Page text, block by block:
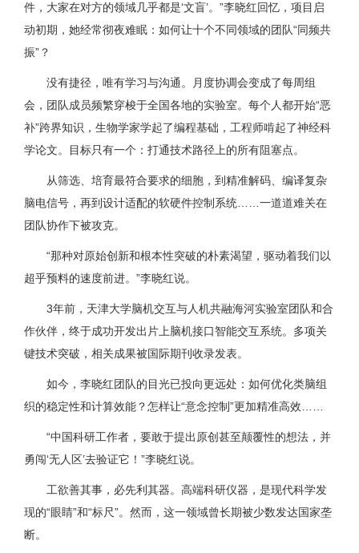
件，大家在对方的领域几乎都是‘文盲’。”李晓红回忆，项目启
动初期，她经常彻夜难眠：如何让十个不同领域的团队“同频共
振”？
没有捷径，唯有学习与沟通。月度协调会变成了每周组
会，团队成员频繁穿梭于全国各地的实验室。每个人都开始“恶
补”跨界知识，生物学家学起了编程基础，工程师啃起了神经科
学论文。目标只有一个：打通技术路径上的所有阻塞点。
从筛选、培育最符合要求的细胞，到精准解码、编译复杂
脑电信号，再到设计适配的软硬件控制系统……一道道难关在
团队协作下被攻克。
“那种对原始创新和根本性突破的朴素渴望，驱动着我们以
超乎预料的速度前进。”李晓红说。
3年前，天津大学脑机交互与人机共融海河实验室团队和合
作伙伴，终于成功开发出片上脑机接口智能交互系统。多项关
键技术突破，相关成果被国际期刊收录发表。
如今，李晓红团队的目光已投向更远处：如何优化类脑组
织的稳定性和计算效能？怎样让“意念控制”更加精准高效……
“中国科研工作者，要敢于提出原创甚至颠覆性的想法，并
勇闯‘无人区’去验证它！”李晓红说。
工欲善其事，必先利其器。高端科研仪器，是现代科学发
现的“眼睛”和“标尺”。然而，这一领域曾长期被少数发达国家垄
断。